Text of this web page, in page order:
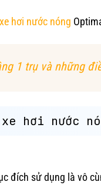
hơi nước nóng
1 trụ và những
hơi nước
đích sử dụng là vô